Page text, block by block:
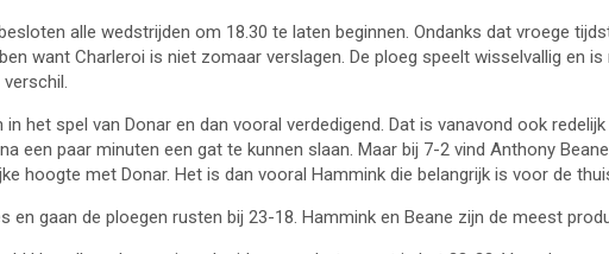
alle wedstrijden om 18.30 te laten beginnen. Ondanks dat vroege
want Charleroi is niet zomaar verslagen. De ploeg speelt wisselvallig en
het spel van Donar en dan vooral verdedigend. Dat is vanavond ook
een paar minuten een gat te kunnen slaan. Maar bij 7-2 vind Anthony
hoogte met Donar. Het is dan vooral Hammink die belangrijk is voor de
gaan de ploegen rusten bij 23-18. Hammink en Beane zijn de meest